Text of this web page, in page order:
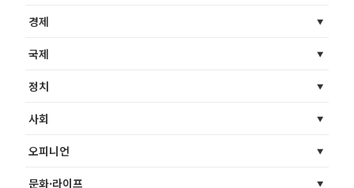
경제
국제
정치
사회
오피니언
문화·라이프